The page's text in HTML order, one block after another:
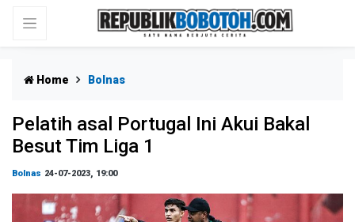
Home Bolnas
Pelatih asal Portugal Ini Akui Bakal
Besut Tim Liga 1
Bolnas 24-07-2023, 19:00